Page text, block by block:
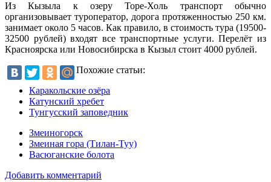
Из Кызыла к озеру Торе-Холь транспорт обычно
организовывает туроператор, дорога протяженностью 250 км.
занимает около 5 часов. Как правило, в стоимость тура (19500-
32500 рублей) входят все транспортные услуги. Перелёт из
Красноярска или Новосибирска в Кызыл стоит 4000 рублей.
Похожие статьи:
Каракольские озёра
Катунский хребет
Тунгусский заповедник
Змеиногорск
Змеиная гора (Тилан-Туу)
Васюганские болота
Добавить комментарий